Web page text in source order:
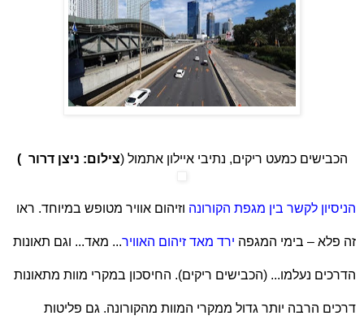
הכבישים כמעט ריקים, נתיבי איילון אתמול (צילום: ניצן דרור )
הניסיון לקשר בין מגפת הקורונה וזיהום אוויר מטופש במיוחד. ראו
זה פלא – בימי המגפה ירד מאד זיהום האוויר... מאד... וגם תאונות
הדרכים נעלמו... (הכבישים ריקים). החיסכון במקרי מוות מתאונות
דרכים הרבה יותר גדול ממקרי המוות מהקורונה. גם פליטות